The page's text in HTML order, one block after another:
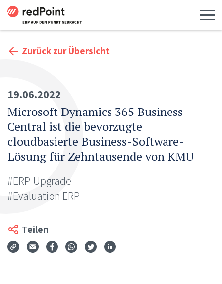
Zurück zur Übersicht
19.06.2022
Microsoft Dynamics 365 Business
Central ist die bevorzugte
cloudbasierte Business-Software-
Lösung für Zehntausende von KMU
#ERP-Upgrade
#Evaluation ERP
Teilen
Via Mail teilen
Auf Facebook teilen
Auf WhatsApp teilen
Auf Twitter teilen
Auf LinkedIn teilen